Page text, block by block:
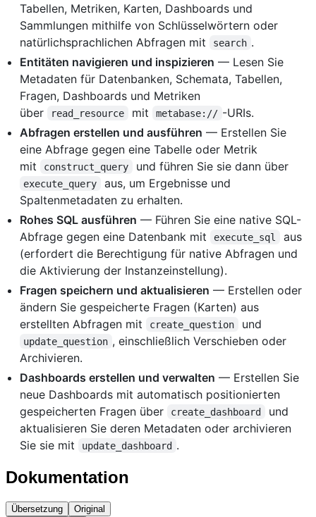
Tabellen, Metriken, Karten, Dashboards und
Sammlungen mithilfe von Schlüsselwörtern oder
natürlichsprachlichen Abfragen mit
search .
Entitäten navigieren und inspizieren — Lesen Sie
Metadaten für Datenbanken, Schemata, Tabellen,
Fragen, Dashboards und Metriken
über
read_resource mit metabase:// -URIs.
Abfragen erstellen und ausführen — Erstellen Sie
eine Abfrage gegen eine Tabelle oder Metrik
mit
construct_query und führen Sie sie dann über
execute_query
aus, um Ergebnisse und
Spaltenmetadaten zu erhalten.
Rohes SQL ausführen — Führen Sie eine native SQL-
Abfrage gegen eine Datenbank mit
execute_sql
aus
(erfordert die Berechtigung für native Abfragen und
die Aktivierung der Instanzeinstellung).
Fragen speichern und aktualisieren — Erstellen oder
ändern Sie gespeicherte Fragen (Karten) aus
erstellten Abfragen mit
create_question und
update_question , einschließlich Verschieben oder
Archivieren.
Dashboards erstellen und verwalten — Erstellen Sie
neue Dashboards mit automatisch positionierten
gespeicherten Fragen über
create_dashboard
und
aktualisieren Sie deren Metadaten oder archivieren
Sie sie mit
update_dashboard .
Dokumentation
Übersetzung
Original